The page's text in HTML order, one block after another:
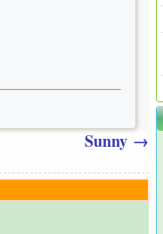
Sunny →